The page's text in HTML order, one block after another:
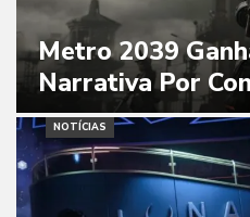
Metro 2039
Narrativa Por
NOTÍCIAS